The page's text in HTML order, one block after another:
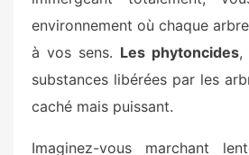
environnement où chaque
à vos sens. Les phytoncides,
substances libérées par les
caché mais puissant.
Imaginez-vous marchant